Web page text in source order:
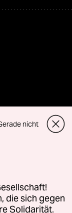
für Genehmigungen
nicht
die sich gegen
Solidarität.